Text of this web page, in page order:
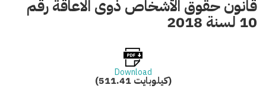
قانون حقوق الأشخاص ذوى الاعاقة رقم
10 لسنة 2018
Download
(511.41 كيلوبايت)